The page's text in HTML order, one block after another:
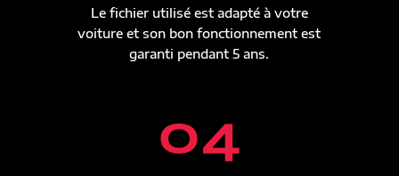
Le fichier utilisé est adapté à votre
voiture et son bon fonctionnement est
garanti pendant 5 ans.
04